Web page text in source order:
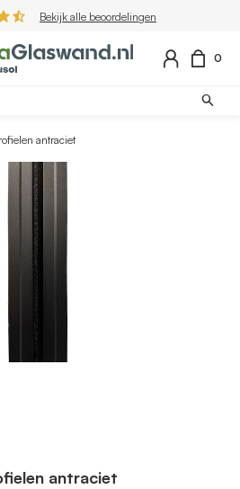
Bekijk alle beoordelingen
0
antraciet
antraciet